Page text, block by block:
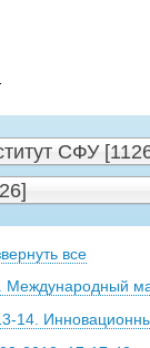
СФУ
все
Международный
14.